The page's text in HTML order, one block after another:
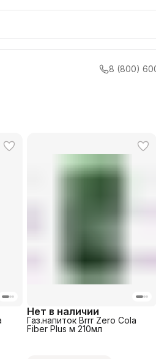
8 (800)
Нет в наличии
Газ.напиток Brrr Zero Cola
Fiber Plus м 210мл